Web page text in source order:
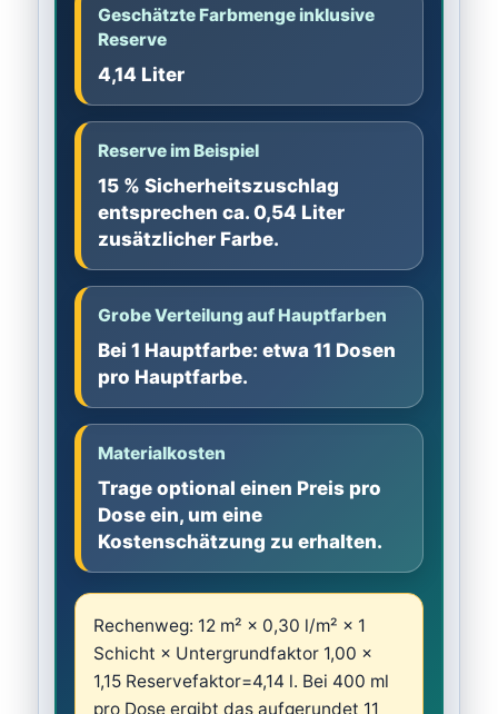
Geschätzte Farbmenge inklusive
Reserve
4,14 Liter
Reserve im Beispiel
15 % Sicherheitszuschlag
entsprechen ca. 0,54 Liter
zusätzlicher Farbe.
Grobe Verteilung auf Hauptfarben
Bei 1 Hauptfarbe: etwa 11 Dosen
pro Hauptfarbe.
Materialkosten
Trage optional einen Preis pro
Dose ein, um eine
Kostenschätzung zu erhalten.
Rechenweg: 12 m² × 0,30 l/m² × 1
Schicht × Untergrundfaktor 1,00 ×
1,15 Reservefaktor=4,14 l. Bei 400 ml
pro Dose ergibt das aufgerundet 11